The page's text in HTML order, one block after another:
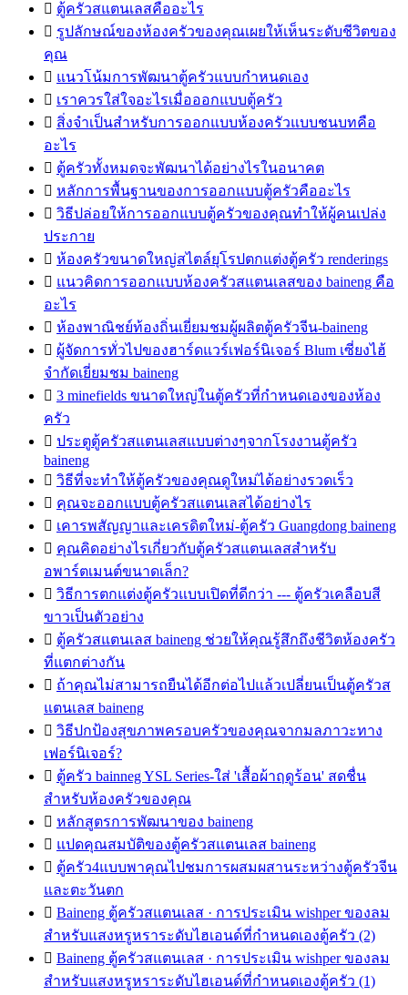
 ตู้ครัวสแตนเลสคืออะไร
 รูปลักษณ์ของห้องครัวของคุณเผยให้เห็นระดับชีวิตของ
คุณ
 แนวโน้มการพัฒนาตู้ครัวแบบกำหนดเอง
 เราควรใส่ใจอะไรเมื่อออกแบบตู้ครัว
 สิ่งจำเป็นสำหรับการออกแบบห้องครัวแบบชนบทคือ
อะไร
 ตู้ครัวทั้งหมดจะพัฒนาได้อย่างไรในอนาคต
 หลักการพื้นฐานของการออกแบบตู้ครัวคืออะไร
 วิธีปล่อยให้การออกแบบตู้ครัวของคุณทำให้ผู้คนเปล่ง
ประกาย
 ห้องครัวขนาดใหญ่สไตล์ยุโรปตกแต่งตู้ครัว renderings
 แนวคิดการออกแบบห้องครัวสแตนเลสของ baineng คือ
อะไร
 ห้องพาณิชย์ท้องถิ่นเยี่ยมชมผู้ผลิตตู้ครัวจีน-baineng
 ผู้จัดการทั่วไปของฮาร์ดแวร์เฟอร์นิเจอร์ Blum เซี่ยงไฮ้
จำกัดเยี่ยมชม baineng
 3 minefields ขนาดใหญ่ในตู้ครัวที่กำหนดเองของห้อง
ครัว
 ประตูตู้ครัวสแตนเลสแบบต่างๆจากโรงงานตู้ครัว
baineng
 วิธีที่จะทำให้ตู้ครัวของคุณดูใหม่ได้อย่างรวดเร็ว
 คุณจะออกแบบตู้ครัวสแตนเลสได้อย่างไร
 เคารพสัญญาและเครดิตใหม่-ตู้ครัว Guangdong baineng
 คุณคิดอย่างไรเกี่ยวกับตู้ครัวสแตนเลสสำหรับ
อพาร์ตเมนต์ขนาดเล็ก?
 วิธีการตกแต่งตู้ครัวแบบเปิดที่ดีกว่า --- ตู้ครัวเคลือบสี
ขาวเป็นตัวอย่าง
 ตู้ครัวสแตนเลส baineng ช่วยให้คุณรู้สึกถึงชีวิตห้องครัว
ที่แตกต่างกัน
 ถ้าคุณไม่สามารถยืนได้อีกต่อไปแล้วเปลี่ยนเป็นตู้ครัวส
แตนเลส baineng
 วิธีปกป้องสุขภาพครอบครัวของคุณจากมลภาวะทาง
เฟอร์นิเจอร์?
 ตู้ครัว bainneg YSL Series-ใส่ 'เสื้อผ้าฤดูร้อน' สดชื่น
สำหรับห้องครัวของคุณ
 หลักสูตรการพัฒนาของ baineng
 แปดคุณสมบัติของตู้ครัวสแตนเลส baineng
 ตู้ครัว4แบบพาคุณไปชมการผสมผสานระหว่างตู้ครัวจีน
และตะวันตก
 Baineng ตู้ครัวสแตนเลส · การประเมิน wishper ของลม
สำหรับแสงหรูหราระดับไฮเอนด์ที่กำหนดเองตู้ครัว (2)
 Baineng ตู้ครัวสแตนเลส · การประเมิน wishper ของลม
สำหรับแสงหรูหราระดับไฮเอนด์ที่กำหนดเองตู้ครัว (1)